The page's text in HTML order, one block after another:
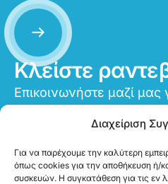
Διαχείριση
Για να παρέχουμε την καλύτερη
όπως cookies για την αποθήκευση ή/
συσκευών. Η συγκατάθεση για τις εν
Κλείστε
Επικοινωνήστε μαζί μας